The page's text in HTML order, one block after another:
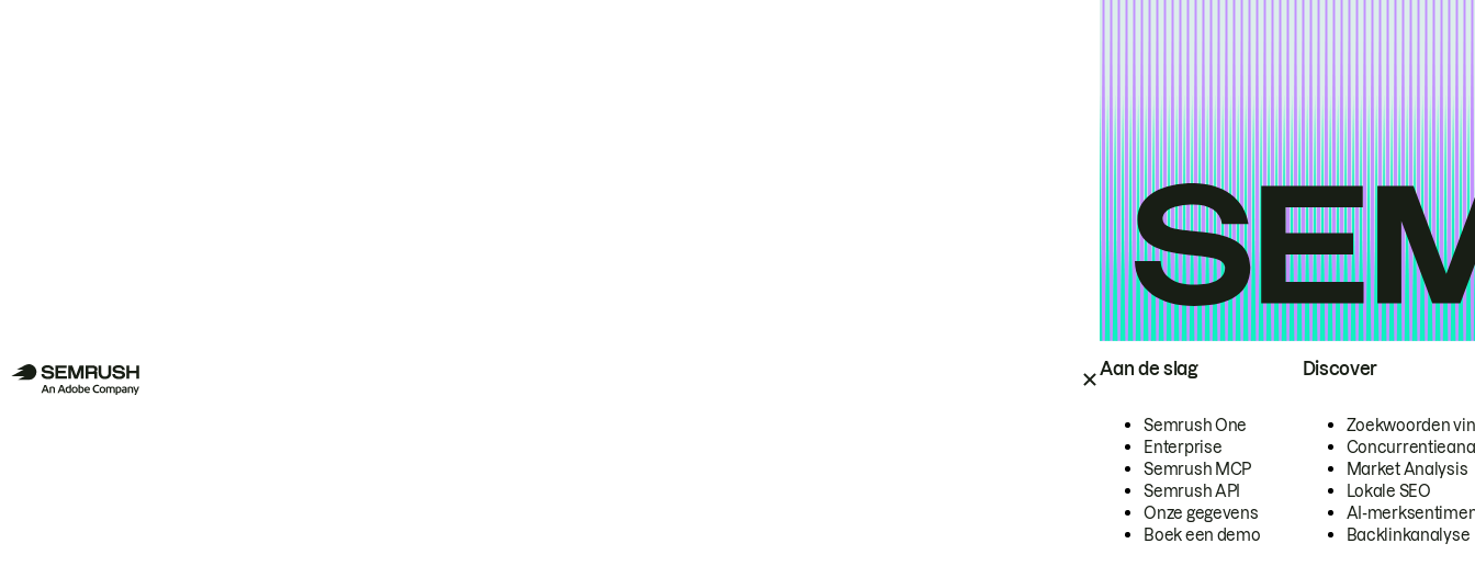
Aan de slag
Semrush One
Enterprise
Semrush MCP
Semrush API
Onze gegevens
Boek een demo
Discover
Zoekwoorden
Market Analysis
Lokale SEO
AI-
Backlinkanalyse